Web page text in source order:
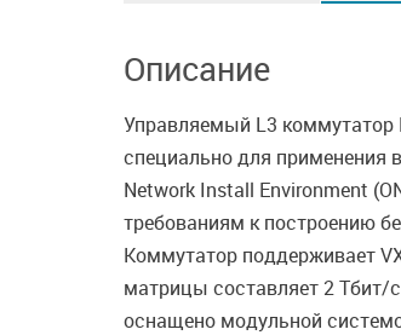
Описание
Управляемый L3 коммутатор
специально для применения
Network Install Environment
требованиям к построению
Коммутатор поддерживает
матрицы составляет 2 Тбит/
оснащено модульной